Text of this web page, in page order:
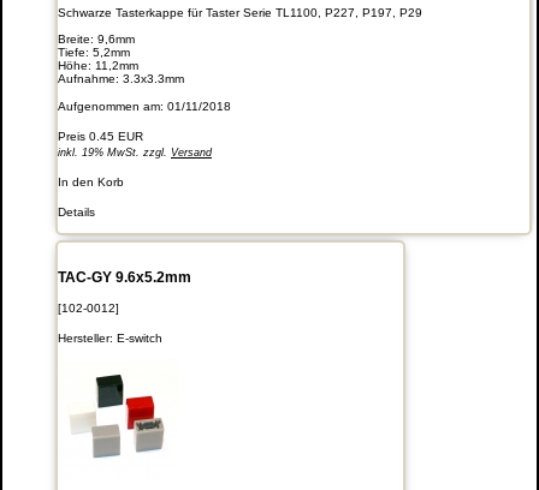
Schwarze Tasterkappe für Taster Serie TL1100, P227, P197, P29
Breite: 9,6mm
Tiefe: 5,2mm
Höhe: 11,2mm
Aufnahme: 3.3x3.3mm
Aufgenommen am: 01/11/2018
Preis 0.45 EUR
inkl. 19% MwSt. zzgl. Versand
In den Korb
Details
TAC-GY 9.6x5.2mm
[102-0012]
Hersteller: E-switch